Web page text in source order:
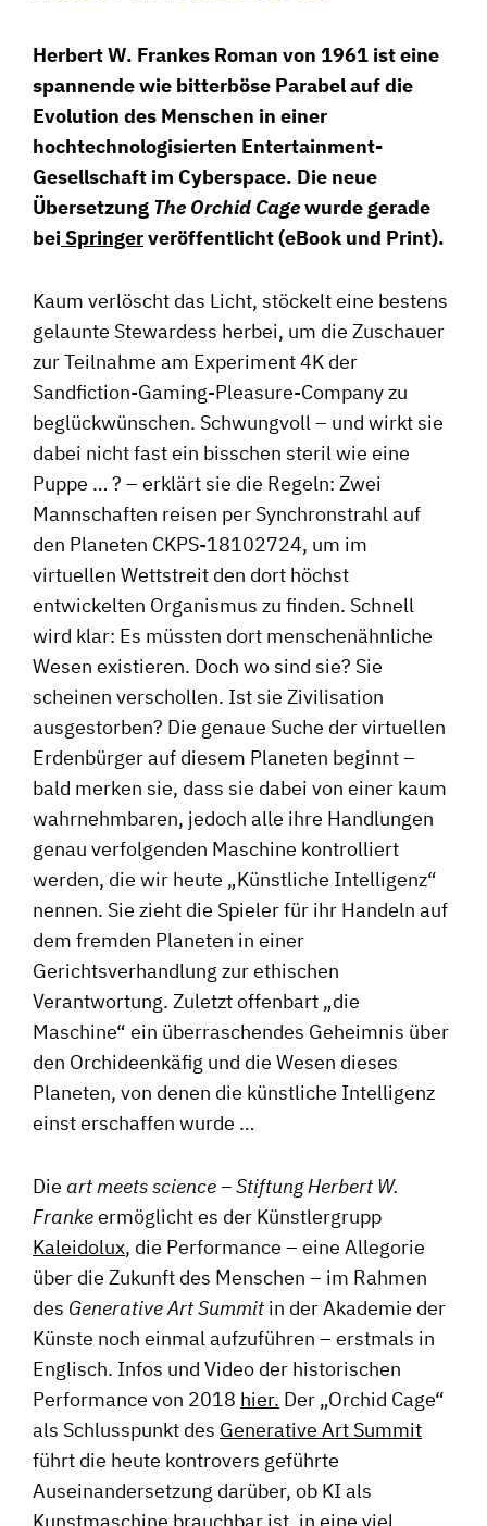
Herbert W. Frankes Roman von 1961 ist eine
spannende wie bitterböse Parabel auf die
Evolution des Menschen in einer
hochtechnologisierten Entertainment-
Gesellschaft im Cyberspace. Die neue
Übersetzung The Orchid Cagewurde gerade
bei Springerveröffentlicht (eBook und Print).
Kaum verlöscht das Licht, stöckelt eine bestens
gelaunte Stewardess herbei, um die Zuschauer
zur Teilnahme am Experiment 4K der
Sandfiction-Gaming-Pleasure-Company zu
beglückwünschen. Schwungvoll – und wirkt sie
dabei nicht fast ein bisschen steril wie eine
Puppe … ? – erklärt sie die Regeln: Zwei
Mannschaften reisen per Synchronstrahl auf
den Planeten CKPS-18102724, um im
virtuellen Wettstreit den dort höchst
entwickelten Organismus zu finden. Schnell
wird klar: Es müssten dort menschenähnliche
Wesen existieren. Doch wo sind sie? Sie
scheinen verschollen. Ist sie Zivilisation
ausgestorben? Die genaue Suche der virtuellen
Erdenbürger auf diesem Planeten beginnt –
bald merken sie, dass sie dabei von einer kaum
wahrnehmbaren, jedoch alle ihre Handlungen
genau verfolgenden Maschine kontrolliert
werden, die wir heute „Künstliche Intelligenz“
nennen. Sie zieht die Spieler für ihr Handeln auf
dem fremden Planeten in einer
Gerichtsverhandlung zur ethischen
Verantwortung. Zuletzt offenbart „die
Maschine“ ein überraschendes Geheimnis über
den Orchideenkäfig und die Wesen dieses
Planeten, von denen die künstliche Intelligenz
einst erschaffen wurde …
Die art meets science – Stiftung Herbert W.
Frankeermöglicht es der Künstlergrupp
Kaleidolux, die Performance – eine Allegorie
über die Zukunft des Menschen – im Rahmen
des Generative Art Summit in der Akademie der
Künste noch einmal aufzuführen – erstmals in
Englisch. Infos und Video der historischen
Performance von 2018 hier. Der „Orchid Cage“
als Schlusspunkt des Generative Art Summit
führt die heute kontrovers geführte
Auseinandersetzung darüber, ob KI als
Kunstmaschine brauchbar ist, in eine viel